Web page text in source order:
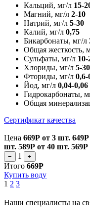
Кальций, мг/л 15-
Магний, мг/л 2-10
Натрий, мг/л 5-30
Калий, мг/л 0,75
Бикарбонаты, мг/л
Общая жесткость,
Сульфаты, мг/л 10-
Хлориды, мг/л 5-30
Фториды, мг/л 0,6-
Йод, мг/л 0,04-0,06
Гидрокарбонаты,
Общая
Сертификат качества
Цена 669Р от 3 шт. 649Р
шт. 589Р от 40 шт. 569Р
− 1 +
Итого 669Р
Купить воду
1 2 3
Наши специалисты на